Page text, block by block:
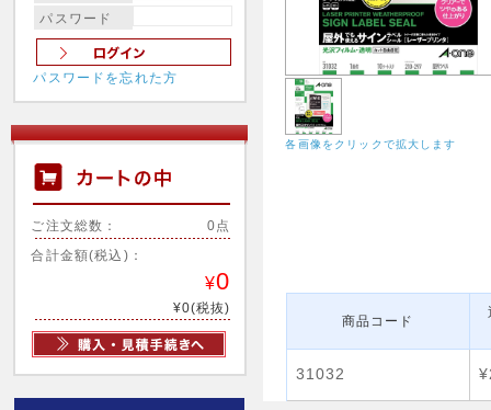
パスワード
パスワードを忘れた方
ご注文総数： 0点
合計金額(税込)：
¥0
¥0(税抜)
各画像をクリックで拡大します
商品コード
31032